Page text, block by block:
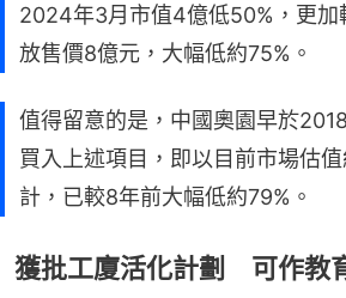
2024年3月市值4億低50%，更加
放售價8億元，大幅低約75%。
值得留意的是，中國奧園早於
買入上述項目，即以目前市場估
計，已較8年前大幅低約79%。
獲批工廈活化計劃 可作教